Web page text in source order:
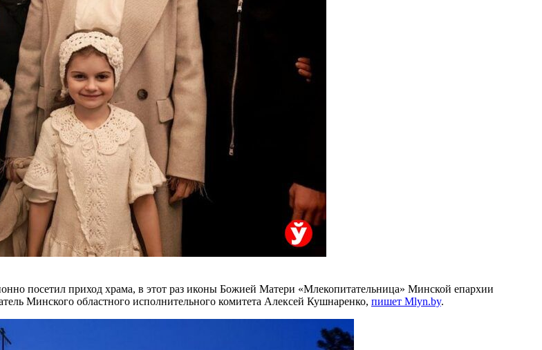
посетил приход храма, в этот раз иконы Божией Матери «Млекопитательница» Минской епархии
Минского областного исполнительного комитета Алексей Кушнаренко, пишет Mlyn.by.